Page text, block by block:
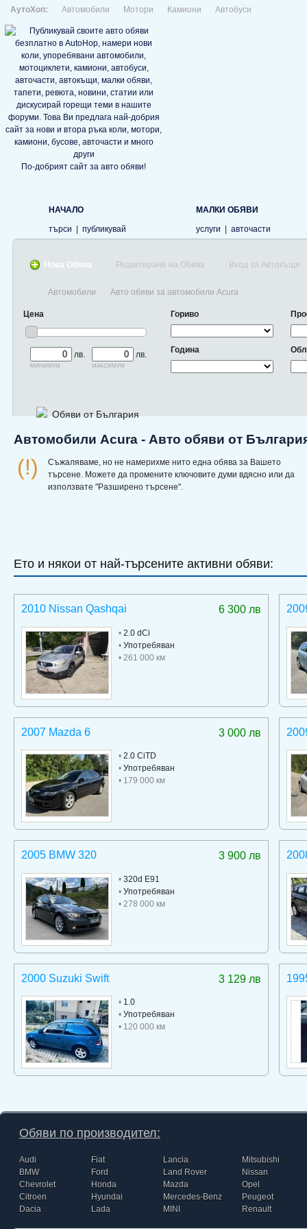
АутоХоп: Автомобили Мотори Камиони Автобуси
По-добрият сайт за авто обяви!
НАЧАЛО
търси
публикувай
МАЛКИ ОБЯВИ
услуги
авточасти
Нова Обява Редактиране на Обява Вход за Автокъщи
Автомобили Авто обяви за автомобили Acura
Цена
лв.
минимум
лв.
максимум
Гориво
Година
Обяви от България
Автомобили Acura - Авто обяви от
(!)
Съжаляваме, но не намерихме нито една обява за Вашето
търсене. Можете да промените ключовите думи вдясно или да
използвате "Разширено търсене".
Ето и някои от най-търсените активни обяви:
6 300 лв
2010 Nissan Qashqai
• 2.0 dCi
• Употребяван
• 261 000 км
3 000 лв
2007 Mazda 6
• 2.0 CiTD
• Употребяван
• 179 000 км
3 900 лв
2005 BMW 320
• 320d E91
• Употребяван
• 278 000 км
3 129 лв
2000 Suzuki Swift
• 1.0
• Употребяван
• 120 000 км
Обяви по производител:
Audi
BMW
Chevrolet
Citroen
Dacia
Fiat
Ford
Honda
Hyundai
Lada
Lancia
Land Rover
Mazda
Mercedes-Benz
MINI
Mitsubishi
Nissan
Opel
Peugeot
Renault